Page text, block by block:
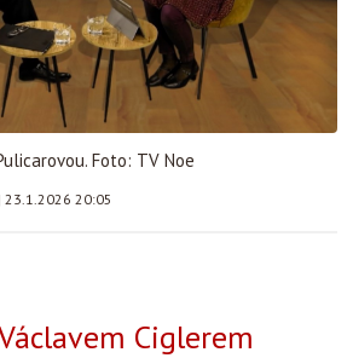
Foto: TV Noe
23.1.2026 20:05
Ciglerem